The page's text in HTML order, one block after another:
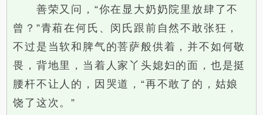
善荣又问，“你在显大奶奶院里放肆了不
曾？”青葙在何氏、闵氏跟前自然不敢张狂，
不过是当软和脾气的菩萨般供着，并不如何敬
畏，背地里，当着人家丫头媳妇的面，也是挺
腰杆不让人的，因哭道，“再不敢了的，姑娘
饶了这次。”